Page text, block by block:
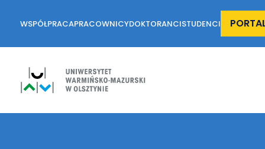
WSPÓŁPRACAPRACOWNICYDOKTORANCISTUDENCI